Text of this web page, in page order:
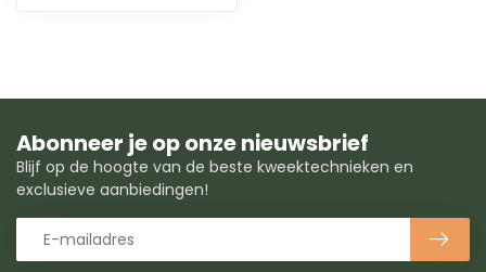
Abonneer je op onze nieuwsbrief
Blijf op de hoogte van de beste kweektechnieken en
exclusieve aanbiedingen!